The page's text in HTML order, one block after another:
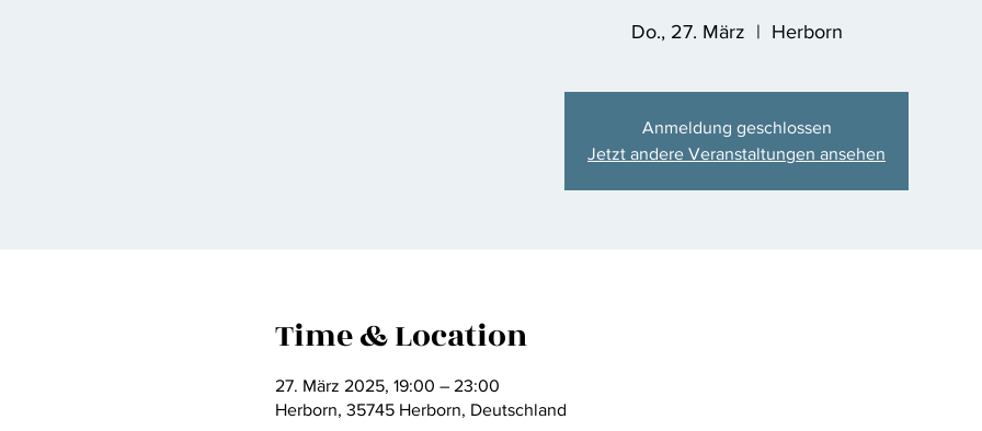
Do., 27. März
  |
Herborn
Anmeldung geschlossen
Jetzt andere Veranstaltungen ansehen
Time & Location
27. März 2025, 19:00 – 23:00
Herborn, 35745 Herborn, Deutschland